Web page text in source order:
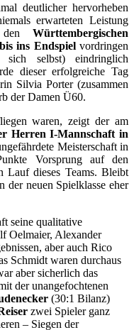
deutlicher hervorheben
erwarteten Leistung
den Württembergischen
ins Endspielvordringen
selbst) eindringlich
dieser erfolgreiche Tag
Silvia Porter (zusammen
der Damen Ü60.
waren, zeigt der am
Herren I-Mannschaft in
Meisterschaft in
Vorsprung auf den
Lauf dieses Teams. Bleibt
der neuen Spielklasse eher
seine qualitative
Oelmaier, Alexander
aber auch Rico
Schmidt waren durchaus
aber sicherlich das
der unangefochtenen
(30:1 Bilanz)
zwei Spieler ganz
– Siegen der